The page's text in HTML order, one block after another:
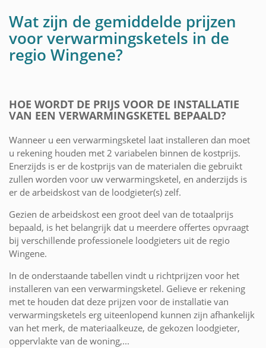
Wat zijn de gemiddelde prijzen
voor verwarmingsketels in de
regio Wingene?
HOE WORDT DE PRIJS VOOR DE INSTALLATIE
VAN EEN VERWARMINGSKETEL BEPAALD?
Wanneer u een verwarmingsketel laat installeren dan moet
u rekening houden met 2 variabelen binnen de kostprijs.
Enerzijds is er de kostprijs van de materialen die gebruikt
zullen worden voor uw verwarmingsketel, en anderzijds is
er de arbeidskost van de loodgieter(s) zelf.
Gezien de arbeidskost een groot deel van de totaalprijs
bepaald, is het belangrijk dat u meerdere offertes opvraagt
bij verschillende professionele loodgieters uit de regio
Wingene.
In de onderstaande tabellen vindt u richtprijzen voor het
installeren van een verwarmingsketel. Gelieve er rekening
met te houden dat deze prijzen voor de installatie van
verwarmingsketels erg uiteenlopend kunnen zijn afhankelijk
van het merk, de materiaalkeuze, de gekozen loodgieter,
oppervlakte van de woning,...